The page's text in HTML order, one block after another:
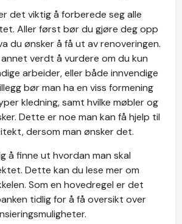
det viktig å forberede seg alle
Aller først bør du gjøre deg opp
du ønsker å få ut av renoveringen.
verdt å vurdere om du kun
arbeider, eller både innvendige
bør man ha en viss formening
kledning, samt hvilke møbler og
Dette er noe man kan få hjelp til
dersom man ønsker det.
å finne ut hvordan man skal
Dette kan du lese mer om
Som en hovedregel er det
tidlig for å få oversikt over